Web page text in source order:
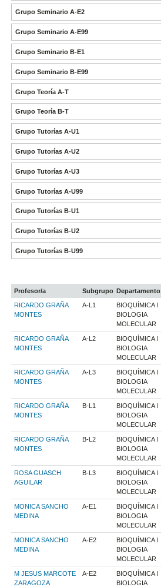
Grupo Seminario A-E2
Grupo Seminario A-E99
Grupo Seminario B-E1
Grupo Seminario B-E99
Grupo Teoría A-T
Grupo Teoría B-T
Grupo Tutorías A-U1
Grupo Tutorías A-U2
Grupo Tutorías A-U3
Grupo Tutorías A-U99
Grupo Tutorías B-U1
Grupo Tutorías B-U2
Grupo Tutorías B-U99
Profesor/a Subgrupo Departamento
RICARDO GRAÑA
MONTES
A-L1
BIOQUÍMICA I
BIOLOGIA
MOLECULAR
RICARDO GRAÑA
MONTES
A-L2
BIOQUÍMICA I
BIOLOGIA
MOLECULAR
RICARDO GRAÑA
MONTES
A-L3
BIOQUÍMICA I
BIOLOGIA
MOLECULAR
RICARDO GRAÑA
MONTES
B-L1
BIOQUÍMICA I
BIOLOGIA
MOLECULAR
RICARDO GRAÑA
MONTES
B-L2
BIOQUÍMICA I
BIOLOGIA
MOLECULAR
ROSA GUASCH
AGUILAR
B-L3
BIOQUÍMICA I
BIOLOGIA
MOLECULAR
MONICA SANCHO
MEDINA
A-E1
BIOQUÍMICA I
BIOLOGIA
MOLECULAR
MONICA SANCHO
MEDINA
A-E2
BIOQUÍMICA I
BIOLOGIA
MOLECULAR
M JESUS MARCOTE
ZARAGOZA
A-E2
BIOQUÍMICA I
BIOLOGIA